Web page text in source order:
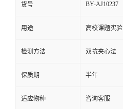
货号 BY-AJ10237
用途 高校课题实验
检测方法 双抗夹心法
保质期 半年
适应物种 咨询客服